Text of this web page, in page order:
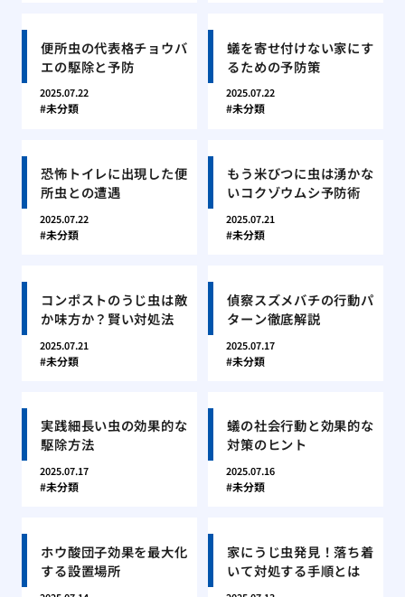
便所虫の代表格チョウバ
エの駆除と予防
2025.07.22
未分類
蟻を寄せ付けない家にす
るための予防策
2025.07.22
未分類
恐怖トイレに出現した便
所虫との遭遇
2025.07.22
未分類
もう米びつに虫は湧かな
いコクゾウムシ予防術
2025.07.21
未分類
コンポストのうじ虫は敵
か味方か？賢い対処法
2025.07.21
未分類
偵察スズメバチの行動パ
ターン徹底解説
2025.07.17
未分類
実践細長い虫の効果的な
駆除方法
2025.07.17
未分類
蟻の社会行動と効果的な
対策のヒント
2025.07.16
未分類
ホウ酸団子効果を最大化
する設置場所
家にうじ虫発見！落ち着
いて対処する手順とは